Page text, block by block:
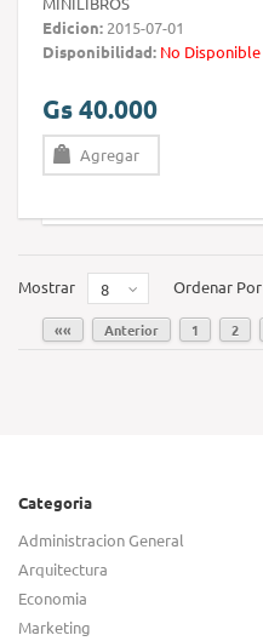
Edicion: 2015-07-01
Disponibilidad: No Disponible
Gs 40.000
Agregar
Mostrar 8 Ordenar Por
«« Anterior 1 2
Categoria
Administracion General
Arquitectura
Economia
Marketing